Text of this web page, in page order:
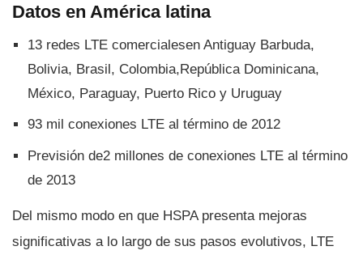
Datos en América latina
13 redes LTE comercialesen Antiguay Barbuda,
Bolivia, Brasil, Colombia,República Dominicana,
México, Paraguay, Puerto Rico y Uruguay
93 mil conexiones LTE al término de 2012
Previsión de2 millones de conexiones LTE al término
de 2013
Del mismo modo en que HSPA presenta mejoras
significativas a lo largo de sus pasos evolutivos, LTE